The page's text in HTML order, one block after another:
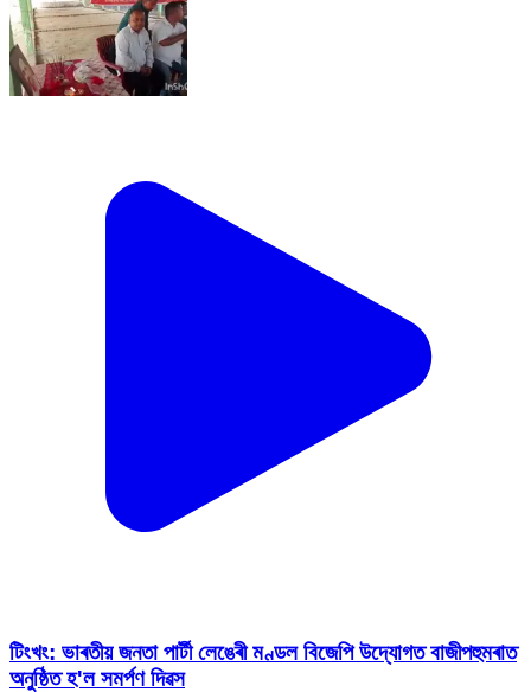
টিংখং: ভাৰতীয় জনতা পাৰ্টী লেঙেৰী মণ্ডল বিজেপি উদ্যোগত বাজীপহুমৰাত
অনুষ্ঠিত হ'ল সমৰ্পণ দিৱস